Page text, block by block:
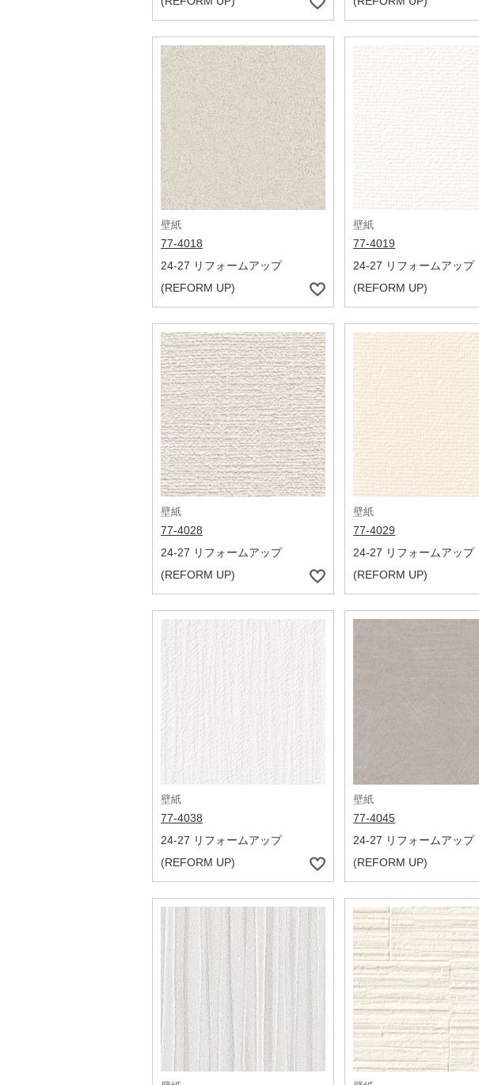
壁紙
77-4018
24-27 リフォームアップ
(REFORM UP)
壁紙
77-4019
24-27 リフォームアップ
(REFORM UP)
壁紙
77-4028
24-27 リフォームアップ
(REFORM UP)
壁紙
77-4029
24-27 リフォームアップ
(REFORM UP)
壁紙
77-4038
24-27 リフォームアップ
(REFORM UP)
壁紙
77-4045
24-27 リフォームアップ
(REFORM UP)